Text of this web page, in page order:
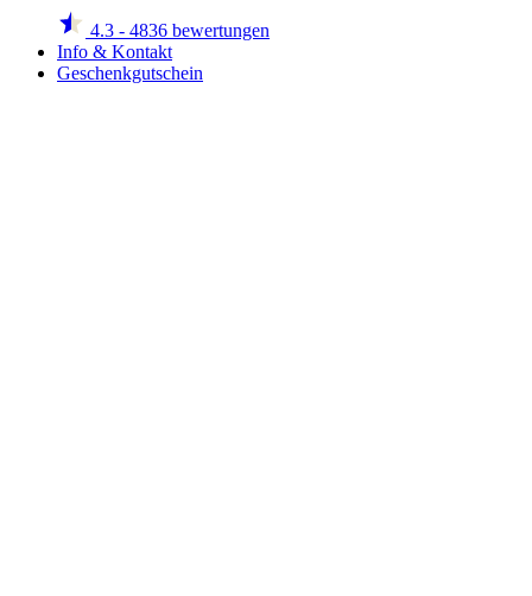
4.3 - 4836 bewertungen
Info & Kontakt
Geschenkgutschein